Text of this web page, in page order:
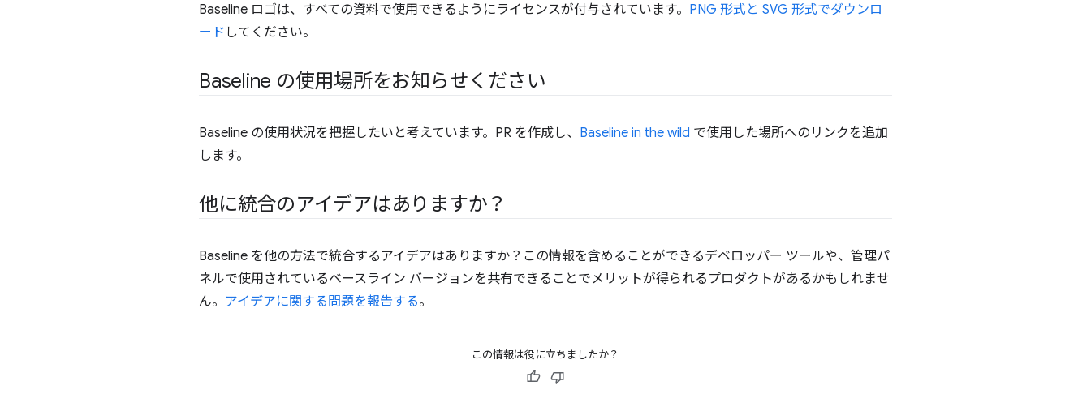
Baseline ロゴは、すべての資料で使用できるようにライセンスが付与されています。 PNG 形式と SVG 形式でダウンロ
ード してください。
Baseline の使用場所をお知らせください
Baseline の使用状況を把握したいと考えています。PR を作成し、 Baseline in the wild で使用した場所へのリンクを追加
します。
他に統合のアイデアはありますか？
Baseline を他の方法で統合するアイデアはありますか？この情報を含めることができるデベロッパー ツールや、管理パ
ネルで使用されているベースライン バージョンを共有できることでメリットが得られるプロダクトがあるかもしれませ
ん。 アイデアに関する問題を報告する。
この情報は役に立ちましたか？